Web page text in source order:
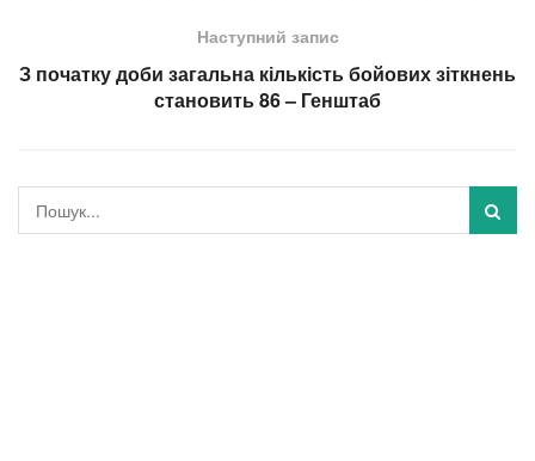
Наступний запис
З початку доби загальна кількість бойових зіткнень
становить 86 – Генштаб